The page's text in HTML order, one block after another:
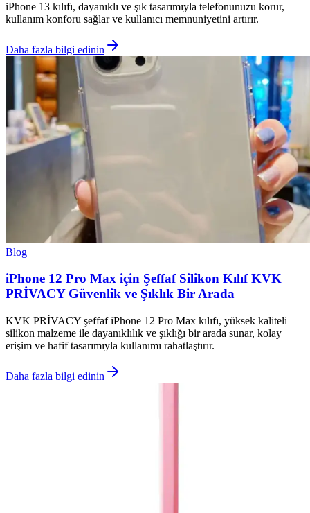
iPhone 13 kılıfı, dayanıklı ve şık tasarımıyla telefonunuzu korur,
kullanım konforu sağlar ve kullanıcı memnuniyetini artırır.
Daha fazla bilgi edinin
Blog
iPhone 12 Pro Max için Şeffaf Silikon Kılıf KVK
PRİVACY Güvenlik ve Şıklık Bir Arada
KVK PRİVACY şeffaf iPhone 12 Pro Max kılıfı, yüksek kaliteli
silikon malzeme ile dayanıklılık ve şıklığı bir arada sunar, kolay
erişim ve hafif tasarımıyla kullanımı rahatlaştırır.
Daha fazla bilgi edinin